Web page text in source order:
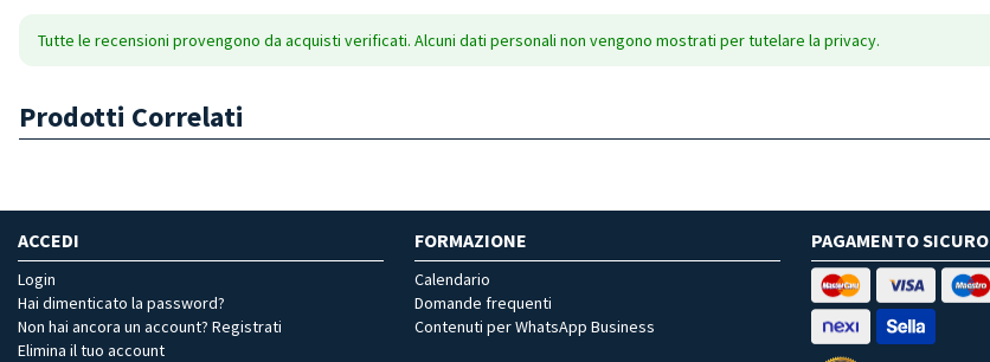
Tutte le recensioni provengono da acquisti verificati. Alcuni dati personali non vengono mostrati per tutelare la privacy.
Prodotti Correlati
ACCEDI
Login
Hai dimenticato la password?
Non hai ancora un account? Registrati
Elimina il tuo account
FORMAZIONE
Calendario
Domande frequenti
Contenuti per WhatsApp Business
PAGAMENTO SICURO